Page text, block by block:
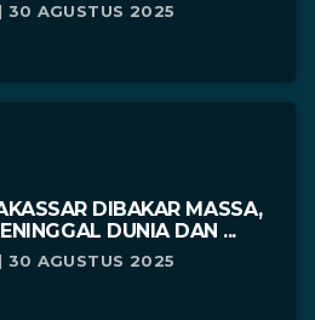
30 AGUSTUS 2025
DIBAKAR MASSA,
DUNIA DAN ...
30 AGUSTUS 2025